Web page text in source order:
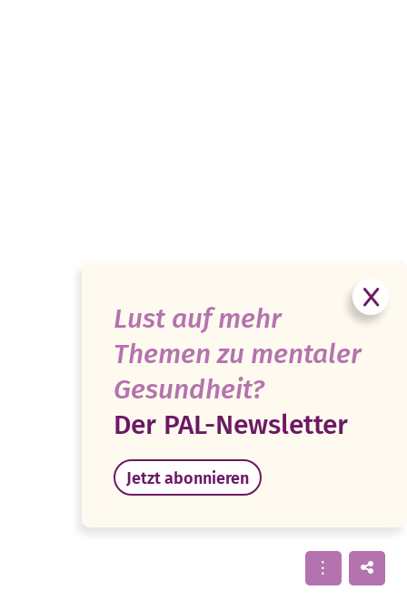
Lust auf mehr
Themen zu mentaler
Gesundheit?
Der PAL-Newsletter
Jetzt abonnieren